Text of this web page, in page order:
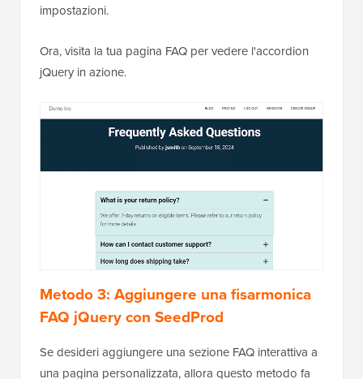
impostazioni.
Ora, visita la tua pagina FAQ per vedere l'accordion
jQuery in azione.
Metodo 3: Aggiungere una fisarmonica
FAQ jQuery con SeedProd
Se desideri aggiungere una sezione FAQ interattiva a
una pagina personalizzata, allora questo metodo fa